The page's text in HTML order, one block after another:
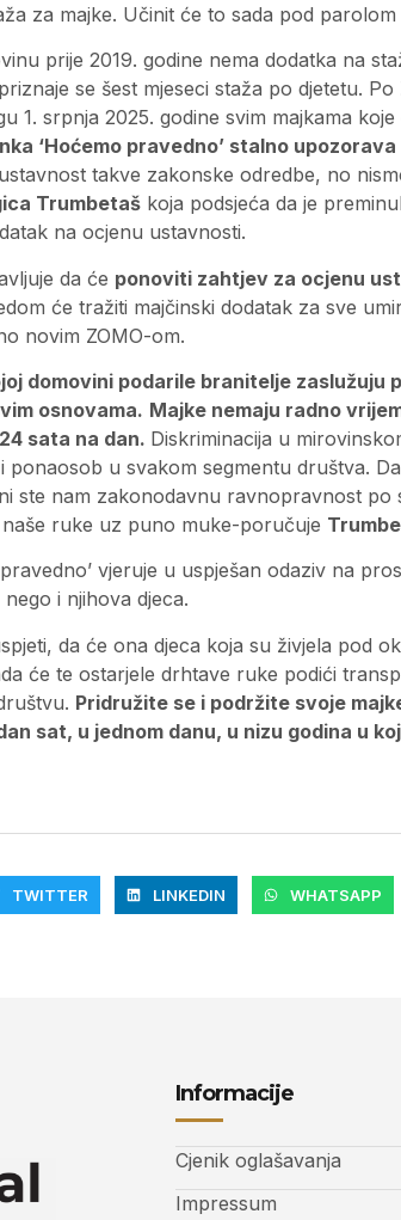
za majke. Učinit će to sada pod parolom
prije 2019. godine nema dodatka na
se šest mjeseci staža po djetetu.
1. srpnja 2025. godine svim majkama
‘Hoćemo pravedno’ stalno
takve zakonske odredbe, no
Trumbetaš koja podsjeća da je
na ocjenu ustavnosti.
da će ponoviti zahtjev za ocjenu
će tražiti majčinski dodatak za sve
novim ZOMO-om.
domovini podarile branitelje zaslužuju
osnovama. Majke nemaju radno
sata na dan. Diskriminacija u
u svakom segmentu društva.
ste nam zakonodavnu ravnopravnost po
ruke uz puno muke-poručuje
vjeruje u uspješan odaziv na
i njihova djeca.
da će ona djeca koja su živjela pod
će te ostarjele drhtave ruke podići
Pridružite se i podržite svoje
sat, u jednom danu, u nizu godina u
TWITTER LINKEDIN WHATSAPP
Informacije
Cjenik oglašavanja
Impressum